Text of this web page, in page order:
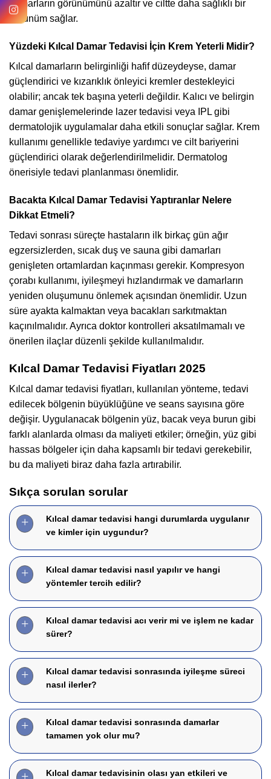
damarların görünümünü azaltır ve ciltte daha sağlıklı bir
görünüm sağlar.
Yüzdeki Kılcal Damar Tedavisi İçin Krem Yeterli Midir?
Kılcal damarların belirginliği hafif düzeydeyse, damar
güçlendirici ve kızarıklık önleyici kremler destekleyici
olabilir; ancak tek başına yeterli değildir. Kalıcı ve belirgin
damar genişlemelerinde lazer tedavisi veya IPL gibi
dermatolojik uygulamalar daha etkili sonuçlar sağlar. Krem
kullanımı genellikle tedaviye yardımcı ve cilt bariyerini
güçlendirici olarak değerlendirilmelidir. Dermatolog
önerisiyle tedavi planlanması önemlidir.
Bacakta Kılcal Damar Tedavisi Yaptıranlar Nelere
Dikkat Etmeli?
Tedavi sonrası süreçte hastaların ilk birkaç gün ağır
egzersizlerden, sıcak duş ve sauna gibi damarları
genişleten ortamlardan kaçınması gerekir. Kompresyon
çorabı kullanımı, iyileşmeyi hızlandırmak ve damarların
yeniden oluşumunu önlemek açısından önemlidir. Uzun
süre ayakta kalmaktan veya bacakları sarkıtmaktan
kaçınılmalıdır. Ayrıca doktor kontrolleri aksatılmamalı ve
önerilen ilaçlar düzenli şekilde kullanılmalıdır.
Kılcal Damar Tedavisi Fiyatları 2025
Kılcal damar tedavisi fiyatları, kullanılan yönteme, tedavi
edilecek bölgenin büyüklüğüne ve seans sayısına göre
değişir. Uygulanacak bölgenin yüz, bacak veya burun gibi
farklı alanlarda olması da maliyeti etkiler; örneğin, yüz gibi
hassas bölgeler için daha kapsamlı bir tedavi gerekebilir,
bu da maliyeti biraz daha fazla artırabilir.
Sıkça sorulan sorular
Kılcal damar tedavisi hangi durumlarda uygulanır
ve kimler için uygundur?
Kılcal damar tedavisi nasıl yapılır ve hangi
yöntemler tercih edilir?
Kılcal damar tedavisi acı verir mi ve işlem ne kadar
sürer?
Kılcal damar tedavisi sonrasında iyileşme süreci
nasıl ilerler?
Kılcal damar tedavisi sonrasında damarlar
tamamen yok olur mu?
Kılcal damar tedavisinin olası yan etkileri ve